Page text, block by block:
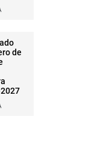
de